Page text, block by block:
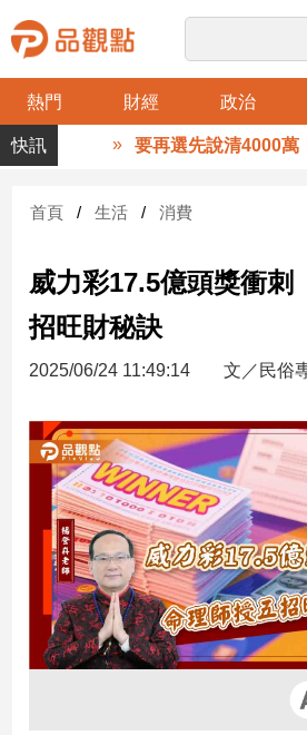
熱門 財經 政治
品
觀
財
台
財
新
產
經/
品
要再選先說清4000萬！
首頁 生活 消費
威力彩17.5億頭獎衝
招旺財秘訣
2025/06/24 11:49:14 文／民俗